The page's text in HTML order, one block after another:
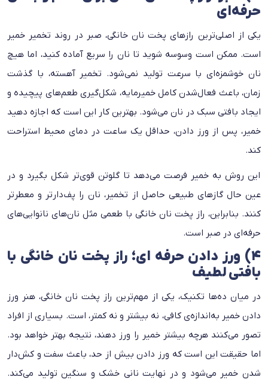
حرفه‌ای
یکی از اصلی‌ترین رازهای پخت نان خانگی، صبر در روند تخمیر خمیر
است. ممکن است وسوسه شوید تا نان را سریع آماده کنید، اما هیچ
نان خوشمزه‌ای با سرعت تولید نمی‌شود. تخمیر آهسته، با گذشت
زمان، باعث فعال‌شدن کامل خمیرمایه، شکل‌گیری طعم‌های پیچیده و
ایجاد بافتی سبک در نان می‌شود. بهترین کار این است که اجازه دهید
خمیر، پس از ورز دادن، حداقل یک ساعت در دمای محیط استراحت
کند.
این روش به خمیر فرصت می‌دهد تا گلوتن قوی‌تر شکل بگیرد و در
عین حال گازهای طبیعی حاصل از تخمیر، نان را پف‌دارتر و معطرتر
کنند. بنابراین، راز پخت نان خانگی با طعمی مثل نان‌های نانوایی‌های
حرفه‌ای در صبر است.
۴) ورز دادن حرفه ای؛ راز پخت نان خانگی با
بافتی لطیف
در میان ده‌ها تکنیک، یکی از مهم‌ترین راز پخت نان خانگی، هنر ورز
دادن خمیر به‌اندازه‌ی کافی، نه بیشتر و نه کمتر، است. بسیاری از افراد
تصور می‌کنند هرچه بیشتر خمیر را ورز دهند، نتیجه بهتر خواهد بود.
اما حقیقت این است که ورز دادن بیش از حد، باعث سفت و کش‌دار
شدن خمیر می‌شود و در نهایت نانی خشک و سنگین تولید می‌کند.